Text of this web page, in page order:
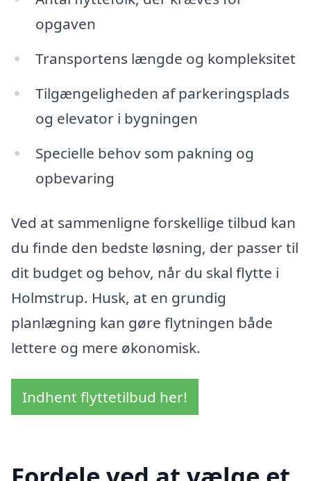
opgaven
Transportens længde og kompleksitet
Tilgængeligheden af parkeringsplads
og elevator i bygningen
Specielle behov som pakning og
opbevaring
Ved at sammenligne forskellige tilbud kan
du finde den bedste løsning, der passer til
dit budget og behov, når du skal flytte i
Holmstrup. Husk, at en grundig
planlægning kan gøre flytningen både
lettere og mere økonomisk.
Indhent flyttetilbud her!